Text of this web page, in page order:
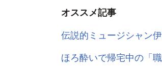
オススメ記事
伝説的ミュージシャン
ほろ酔いで帰宅中の「